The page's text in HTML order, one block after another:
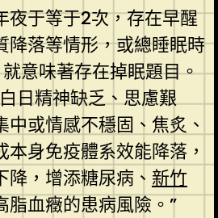
夜于等于2次，存在早醒
降落等情形，或總睡眠時
意味著存在掉眠題目。
日精神缺乏、思慮艱
或情感不穩固、焦炙、
身免疫體系效能降落，
，增添糖尿病、 新竹
脂血癥的患病風險。”